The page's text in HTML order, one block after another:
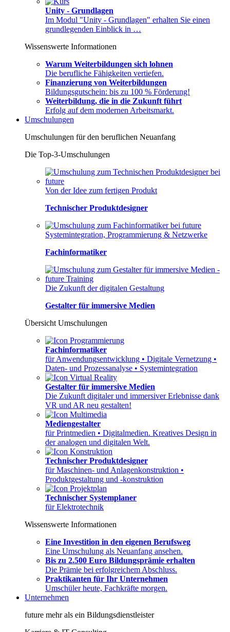
Unity - Grundlagen
Im Modul "Unity - Grundlagen" erhalten Sie einen
grundlegenden Einblick in …
Wissenswerte Informationen
Warum Weiterbildungen sich lohnen
Die berufliche Fähigkeiten vertiefen.
Finanzierung von Weiterbildungen
Bildungsgutschein: bis zu 100 % Förderung!
Weiterbildung, die in die Zukunft führt
Erfolg auf dem modernen Arbeitsmarkt.
Umschulungen
Umschulungen für den beruflichen Neuanfang
Die Top-3-Umschulungen
Von der Idee zum fertigen Produkt
Technischer Produktdesigner
Systemintegration, Programmierung & Netzwerke
Fachinformatiker
Die Zukunft der digitalen Gestaltung
Gestalter für immersive Medien
Übersicht Umschulungen
Fachinformatiker
für Anwendungsentwicklung • Digitale Vernetzung •
Daten- und Prozessanalyse • Systemintegration
Gestalter für immersive Medien
Die Zukunft digitaler und immersiver Erlebnisse dank
VR und AR neu gestalten!
Mediengestalter
für Printmedien • Digitalmedien. Kreatives Design in
der analogen und digitalen Welt.
Technischer Produktdesigner
für Maschinen- und Anlagenkonstruktion •
Produktgestaltung und -konstruktion
Technischer Systemplaner
für Elektrotechnik
Wissenswerte Informationen
Eine Investition in den eigenen Berufsweg
Eine Umschulung als Neuanfang ansehen.
Bis zu 2.500 Euro Bildungsprämie erhalten
Die Prämie bei erfolgreichem Abschluss.
Praktikanten für Ihr Unternehmen
Umschüler heute, Fachkräfte morgen.
Unternehmen
future mehr als ein Bildungsdienstleister